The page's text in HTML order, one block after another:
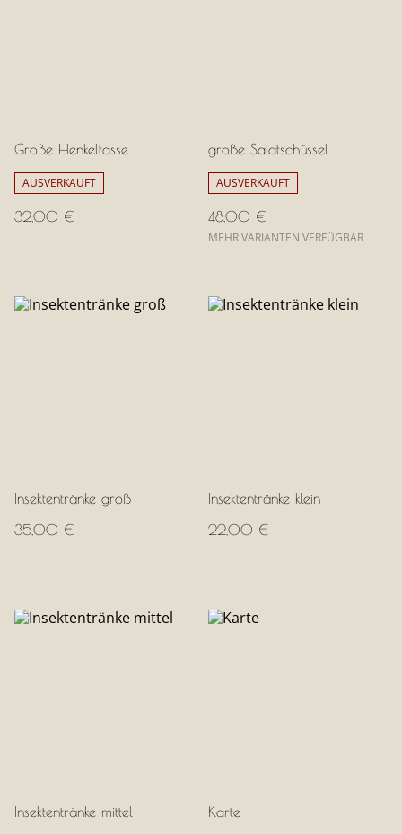
Große Henkeltasse
AUSVERKAUFT
32,00 €
große Salatschüssel
AUSVERKAUFT
48,00 €
MEHR VARIANTEN VERFÜGBAR
Insektentränke groß
35,00 €
Insektentränke klein
22,00 €
Insektentränke mittel
Karte